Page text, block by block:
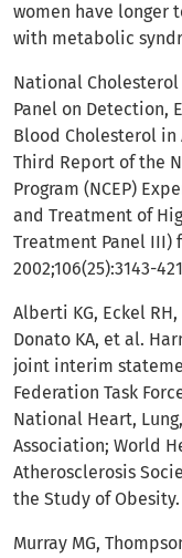
women have longer
with metabolic
National Cholesterol
Panel on Detection,
Blood Cholesterol
Third Report of the
Program (NCEP)
and Treatment of
Treatment Panel III)
2002;106(25):3143-
Alberti KG, Eckel
Donato KA, et al.
joint interim
Federation Task
National Heart,
Association; World
Atherosclerosis
the Study of Obesity.
Murray MG,